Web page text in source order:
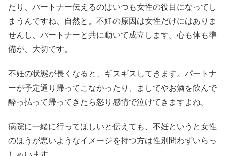
たり、パートナー伝えるのはいつも女性の役目になってし
まうんですね、自然と。不妊の原因は女性だけにはありま
せんし、パートナーと共に動いて成立します。心も体も準
備が、大切です。
不妊の状態が長くなると、ギスギスしてきます。パートナ
ーが予定通り帰ってこなかったり、ましてやお酒を飲んで
酔っ払って帰ってきたら怒り感情で泣けてきますよね。
病院に一緒に行ってほしいと伝えても、不妊というと女性
のほうが悪いようなイメージを持つ方は性別問わずいらっ